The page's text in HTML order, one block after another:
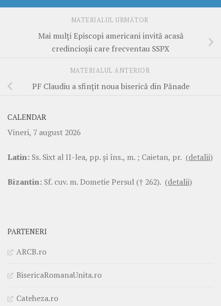
MATERIALUL URMĂTOR
Mai mulți Episcopi americani invită acasă
credincioșii care frecventau SSPX
MATERIALUL ANTERIOR
PF Claudiu a sfințit noua biserică din Pănade
CALENDAR
Vineri, 7 august 2026
Latin: Ss. Sixt al II-lea, pp. şi îns., m. ; Caietan, pr. (detalii)
Bizantin: Sf. cuv. m. Dometie Persul († 262). (detalii)
PARTENERI
ARCB.ro
BisericaRomanaUnita.ro
Cateheza.ro